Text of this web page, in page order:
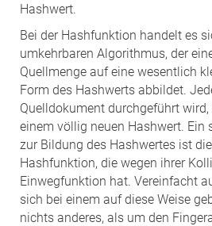
Hashwert.
Bei der Hashfunktion handelt es
umkehrbaren Algorithmus, der
Quellmenge auf eine wesentlich
Form des Hashwerts abbildet.
Quelldokument durchgeführt
einem völlig neuen Hashwert. Ein
zur Bildung des Hashwertes ist
Hashfunktion, die wegen ihrer
Einwegfunktion hat. Vereinfacht
sich bei einem auf diese Weise
nichts anderes, als um den